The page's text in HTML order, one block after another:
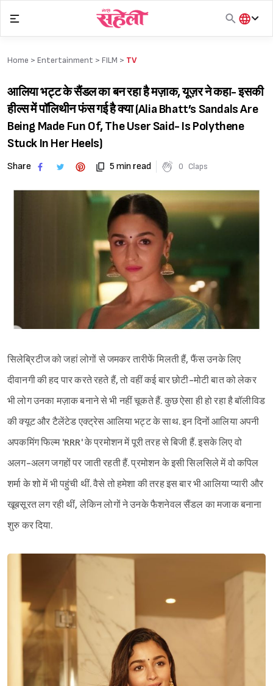
content
हिंदी
Home > Entertainment > FILM > TV
आलिया भट्ट के सैंडल का बन रहा है मज़ाक, यूज़र ने कहा- इसकी
हील्स में पॉलिथीन फंस गई है क्या (Alia Bhatt’s Sandals Are
Being Made Fun Of, The User Said- Is Polythene
Stuck In Her Heels)
Share 5 min read 0 Claps
सिलेब्रिटीज को जहां लोगों से जमकर तारीफें मिलती हैं, फैंस उनके लिए
दीवानगी की हद पार करते रहते हैं, तो वहीं कई बार छोटी-मोटी बात को लेकर
भी लोग उनका मज़ाक बनाने से भी नहीं चूकते हैं. कुछ ऐसा ही हो रहा है बॉलीविड
की क्यूट और टैलेंटेड एक्ट्रेस आलिया भट्ट के साथ. इन दिनों आलिया अपनी
अपकमिंग फिल्म 'RRR' के प्रमोशन में पूरी तरह से बिजी हैं. इसके लिए वो
अलग-अलग जगहों पर जाती रहती हैं. प्रमोशन के इसी सिलसिले में वो कपिल
शर्मा के शो में भी पहुंची थीं. वैसे तो हमेशा की तरह इस बार भी आलिया प्यारी और
खूबसूरत लग रही थीं, लेकिन लोगों ने उनके फैशनेवल सैंडल का मजाक बनाना
शुरु कर दिया.